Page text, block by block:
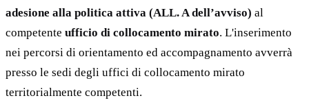
adesione alla politica attiva (ALL. A dell’avviso) al
competente ufficio di collocamento mirato. L'inserimento
nei percorsi di orientamento ed accompagnamento avverrà
presso le sedi degli uffici di collocamento mirato
territorialmente competenti.